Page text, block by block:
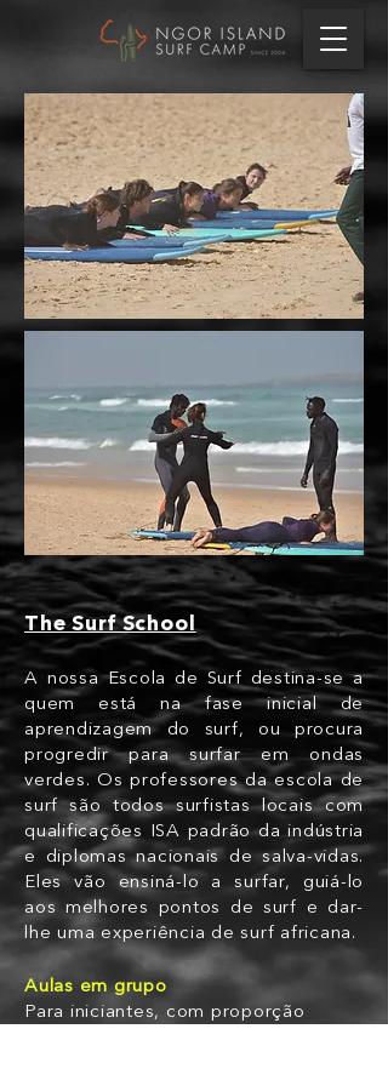
The Surf School
A nossa Escola de Surf destina-se a
quem está na fase inicial de
aprendizagem do surf, ou procura
progredir para surfar em ondas
verdes. Os professores da escola de
surf são todos surfistas locais com
qualificações ISA padrão da indústria
e diplomas nacionais de salva-vidas.
Eles vão ensiná-lo a surfar, guiá-lo
aos melhores pontos de surf e dar-
lhe uma experiência de surf africana.
Aulas em grupo
Para iniciantes, com proporção